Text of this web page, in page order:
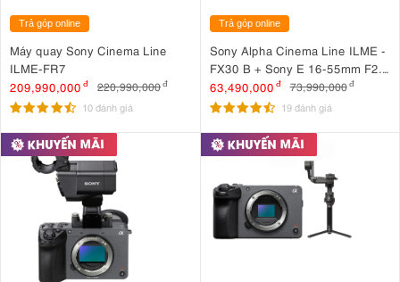
Trả góp online
Máy quay Sony Cinema Line
ILME-FR7
209,990,000 đ 220,990,000đ
10 đánh giá
Trả góp online
Sony Alpha Cinema Line ILME -
FX30 B + Sony E 16-55mm F2.8
G
63,490,000 đ 73,990,000 đ
19 đánh giá